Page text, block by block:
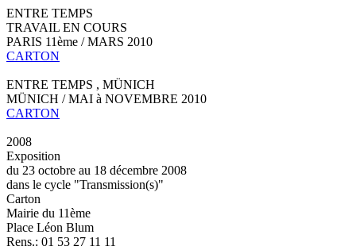
ENTRE TEMPS
TRAVAIL EN COURS
PARIS 11ème / MARS 2010
CARTON
ENTRE TEMPS , MÜNICH
MÜNICH / MAI à NOVEMBRE 2010
CARTON
2008
Exposition
du 23 octobre au 18 décembre 2008
dans le cycle "Transmission(s)"
Carton
Mairie du 11ème
Place Léon Blum
Rens.: 01 53 27 11 11